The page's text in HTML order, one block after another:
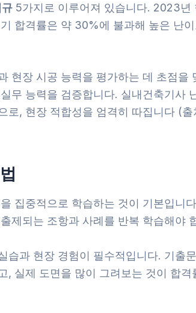
5가지로 이루어져 있습니다. 2023년
합격률은 약 30%에 불과해 높은 난
현장 시공 능력을 평가하는 데 초점을
무 능력을 검증합니다. 실내건축기사
로, 현장 적합성을 엄격히 따집니다 (출
집중적으로 학습하는 것이 기본입니
제되는 조항과 사례를 반복 학습해야
습과 현장 경험이 필수적입니다. 기출
, 실제 도면을 많이 그려보는 것이 합격